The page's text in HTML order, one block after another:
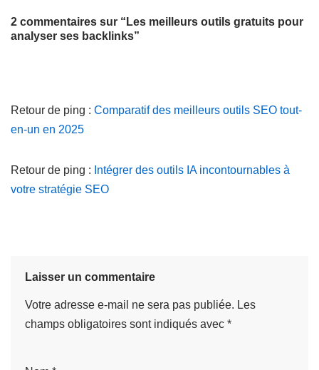
2 commentaires sur “Les meilleurs outils gratuits pour
analyser ses backlinks”
Retour de ping : Comparatif des meilleurs outils SEO tout-
en-un en 2025
Retour de ping : Intégrer des outils IA incontournables à
votre stratégie SEO
Laisser un commentaire
Votre adresse e-mail ne sera pas publiée. Les
champs obligatoires sont indiqués avec *